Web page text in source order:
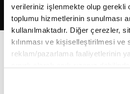
verileriniz işlenmekte olup gerekli
toplumu hizmetlerinin sunulması
kullanılmaktadır. Diğer çerezler,
kılınması ve kişiselleştirilmesi ve
reklam/pazarlama faaliyetlerinin
belirleyebilirsiniz. Çerezlere